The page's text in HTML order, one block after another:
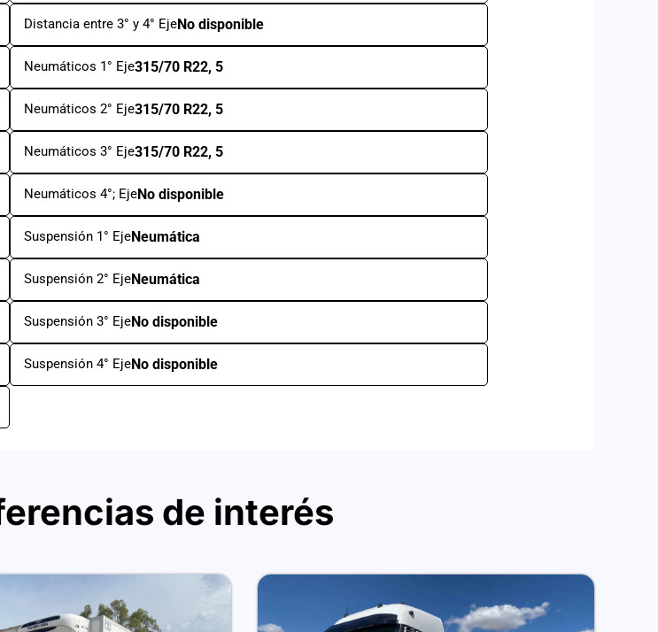
Distancia entre 3° y 4° EjeNo disponible
Neumáticos 1° Eje315/70 R22, 5
Neumáticos 2° Eje315/70 R22, 5
Neumáticos 3° Eje315/70 R22, 5
Neumáticos 4°; EjeNo disponible
Suspensión 1° EjeNeumática
Suspensión 2° EjeNeumática
Suspensión 3° EjeNo disponible
Suspensión 4° EjeNo disponible
de interés